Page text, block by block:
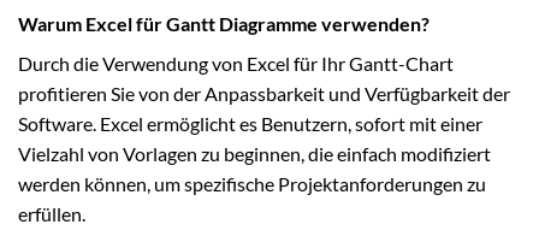
Warum Excel für Gantt Diagramme verwenden?
Durch die Verwendung von Excel für Ihr Gantt-Chart
profitieren Sie von der Anpassbarkeit und Verfügbarkeit der
Software. Excel ermöglicht es Benutzern, sofort mit einer
Vielzahl von Vorlagen zu beginnen, die einfach modifiziert
werden können, um spezifische Projektanforderungen zu
erfüllen.